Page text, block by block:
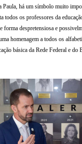
Paula, há um símbolo muito
todos os professores da
forma despretensiosa e
homenagem a todos os
básica da Rede Federal e do